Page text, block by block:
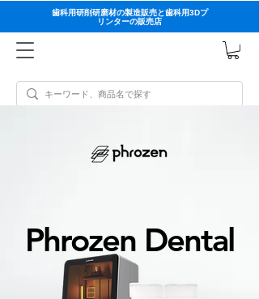
歯科用研削研磨材の製造販売と歯科用3Dプ
リンターの販売店
Phrozen Dental